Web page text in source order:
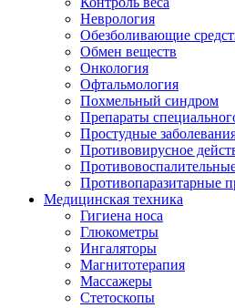
Неврология
Обезболивающие
Обмен веществ
Онкология
Офтальмология
Похмельный синдром
Препараты
Простудные
Противовирусное
Противопаразитарные
Медицинская техника
Гигиена носа
Глюкометры
Ингаляторы
Магнитотерапия
Массажеры
Стетоскопы